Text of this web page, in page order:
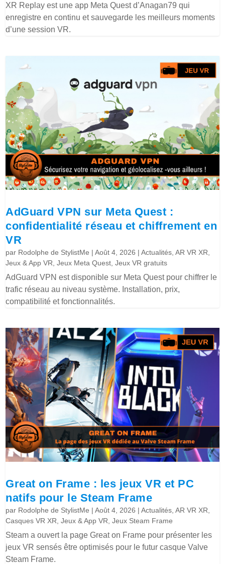
XR Replay est une app Meta Quest d’Anagan79 qui
enregistre en continu et sauvegarde les meilleurs moments
d’une session VR.
AdGuard VPN sur Meta Quest :
confidentialité réseau et chiffrement en
VR
par Rodolphe de StylistMe |Août 4, 2026 |Actualités ,AR VR XR
Jeux & App VR ,Jeux Meta Quest ,Jeux VR gratuits
AdGuard VPN est disponible sur Meta Quest pour chiffrer le
trafic réseau au niveau système. Installation, prix,
compatibilité et fonctionnalités.
Great on Frame : les jeux VR et PC
natifs pour le Steam Frame
par Rodolphe de StylistMe |Août 4, 2026 |Actualités ,AR VR XR
Casques VR XR ,Jeux & App VR ,Jeux Steam Frame
Steam a ouvert la page Great on Frame pour présenter les
jeux VR sensés être optimisés pour le futur casque Valve
Steam Frame.